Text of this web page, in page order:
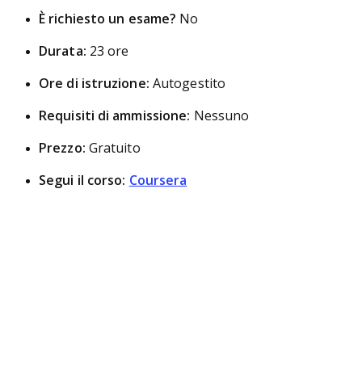
È richiesto un esame? No
Durata: 23 ore
Ore di istruzione: Autogestito
Requisiti di ammissione: Nessuno
Prezzo: Gratuito
Segui il corso: Coursera